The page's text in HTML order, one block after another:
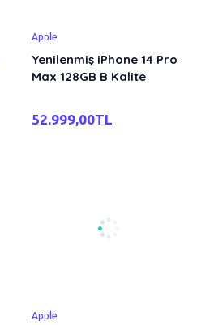
Apple
Yenilenmiş iPhone 14 Pro
Max 128GB B Kalite
52.999,00TL
Apple